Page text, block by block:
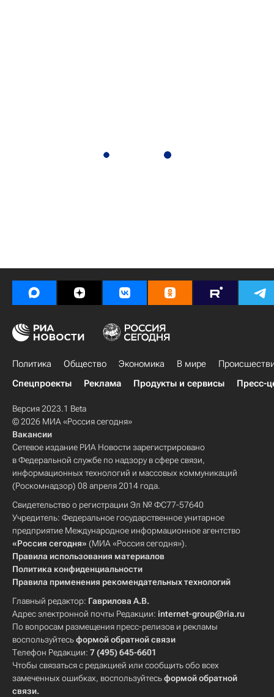
Политика Общество Экономика В мире
Спецпроекты
Реклама Продукты и сервисы Пресс-
Версия 2023.1 Beta
© 2026 МИА «Россия сегодня»
Вакансии
Сетевое издание РИА Новости зарегистрировано
в Федеральной службе по надзору в сфере связи,
информационных технологий и массовых коммуникаций
(Роскомнадзор) 08 апреля 2014 года.
Свидетельство о регистрации Эл № ФС77-57640
Учредитель: Федеральное государственное унитарное
предприятие Международное информационное агентство
«Россия сегодня» (МИА «Россия сегодня»).
Правила использования материалов
Политика конфиденциальности
Правила применения рекомендательных технологий
Главный редактор: Гаврилова А.В.
Адрес электронной почты Редакции: internet-group@ria.ru
По вопросам размещения пресс-релизов и рекламы
воспользуйтесьформой обратной связи
Телефон Редакции: 7 (495) 645-6601
Чтобы связаться с редакцией или сообщить обо всех
замеченных ошибках, воспользуйтесьформой обратной
связи.